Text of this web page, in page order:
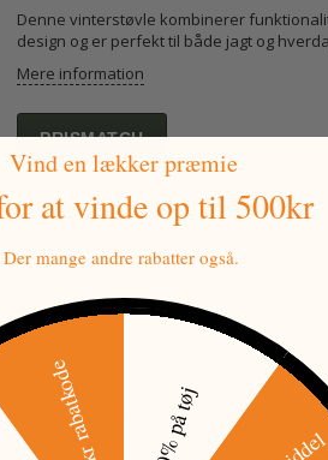
Denne vinterstøvle kombinerer
design og er perfekt til både jagt og
Mere information
PRISMATCH
vandrestøvler er udstyret med Tres-
sikrer høj komfort og støtte, selv på
vandre- og vinterstøvle.
Vind en lækker præmie
at vindeop til 500kr
Der mange andre rabatter også.
30% på tøj